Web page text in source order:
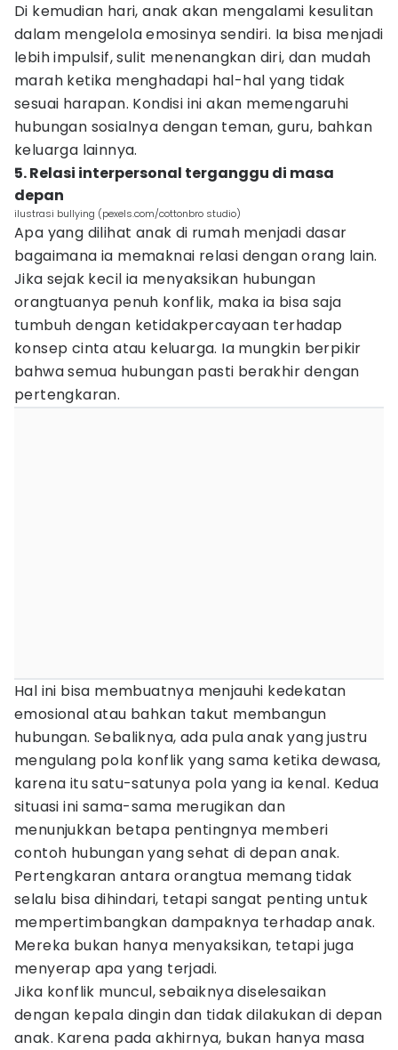
Di kemudian hari, anak akan mengalami kesulitan
dalam mengelola emosinya sendiri. Ia bisa menjadi
lebih impulsif, sulit menenangkan diri, dan mudah
marah ketika menghadapi hal-hal yang tidak
sesuai harapan. Kondisi ini akan memengaruhi
hubungan sosialnya dengan teman, guru, bahkan
keluarga lainnya.
5. Relasi interpersonal terganggu di masa
depan
ilustrasi bullying (pexels.com/cottonbro studio)
Apa yang dilihat anak di rumah menjadi dasar
bagaimana ia memaknai relasi dengan orang lain.
Jika sejak kecil ia menyaksikan hubungan
orangtuanya penuh konflik, maka ia bisa saja
tumbuh dengan ketidakpercayaan terhadap
konsep cinta atau keluarga. Ia mungkin berpikir
bahwa semua hubungan pasti berakhir dengan
pertengkaran.
Hal ini bisa membuatnya menjauhi kedekatan
emosional atau bahkan takut membangun
hubungan. Sebaliknya, ada pula anak yang justru
mengulang pola konflik yang sama ketika dewasa,
karena itu satu-satunya pola yang ia kenal. Kedua
situasi ini sama-sama merugikan dan
menunjukkan betapa pentingnya memberi
contoh hubungan yang sehat di depan anak.
Pertengkaran antara orangtua memang tidak
selalu bisa dihindari, tetapi sangat penting untuk
mempertimbangkan dampaknya terhadap anak.
Mereka bukan hanya menyaksikan, tetapi juga
menyerap apa yang terjadi.
Jika konflik muncul, sebaiknya diselesaikan
dengan kepala dingin dan tidak dilakukan di depan
anak. Karena pada akhirnya, bukan hanya masa